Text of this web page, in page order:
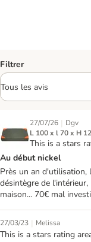
Filtrer
27/07/26 | Dgv
L 100 x l 70 x H
This is a stars
Au début nickel
Près un an d'utilisation,
désintègre de
maison... 70€ mal
27/03/23 | Melissa
This is a stars rating